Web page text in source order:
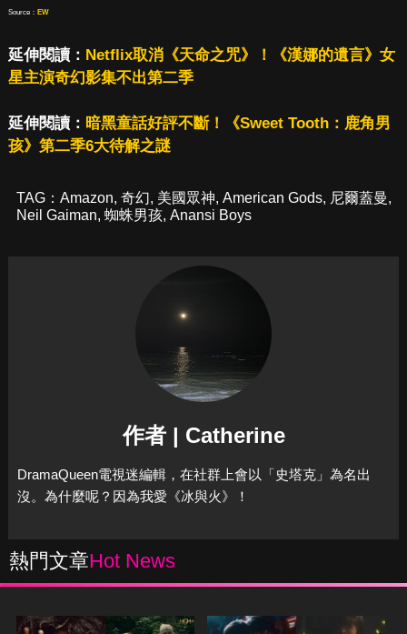
Source： EW
延伸閱讀： Netflix取消《天命之咒》！《漢娜的遺言》女
星主演奇幻影集不出第二季
延伸閱讀： 暗黑童話好評不斷！《Sweet Tooth：鹿角男
孩》第二季6大待解之謎
TAG： Amazon, 奇幻, 美國眾神, American Gods, 尼爾蓋曼,
Neil Gaiman, 蜘蛛男孩, Anansi Boys
作者 | Catherine
DramaQueen電視迷編輯，在社群上會以「史塔克」為名出
沒。為什麼呢？因為我愛《冰與火》！
熱門文章Hot News